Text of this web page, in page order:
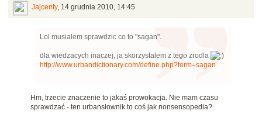
Jajcenty, 14 grudnia 2010, 14:45
Lol musialem sprawdzic co to "sagan".
dla wiedzacych inaczej, ja skorzystalem z tego zrodla
http://www.urbandictionary.com/define.php?term=sagan
Hm, trzecie znaczenie to jakaś prowokacja. Nie mam czasu
sprawdzać - ten urbansłownik to coś jak nonsensopedia?